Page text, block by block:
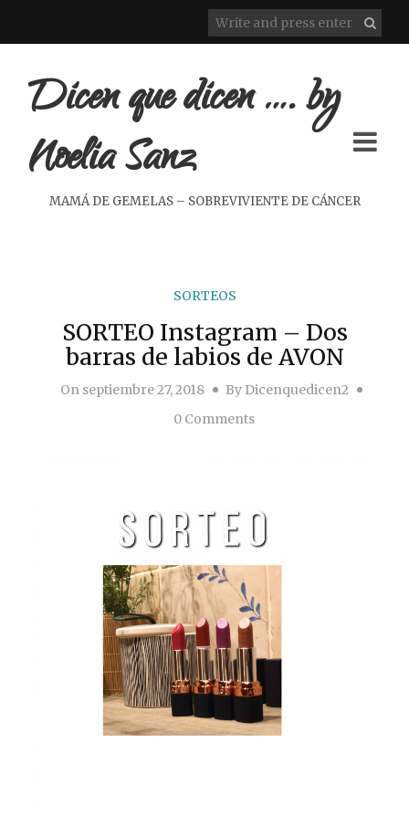
Dicen que dicen …. by
Noelia Sanz
MAMÁ DE GEMELAS – SOBREVIVIENTE DE CÁNCER
SORTEOS
SORTEO Instagram – Dos
barras de labios de AVON
On septiembre 27, 2018 By Dicenquedicen2
0 Comments